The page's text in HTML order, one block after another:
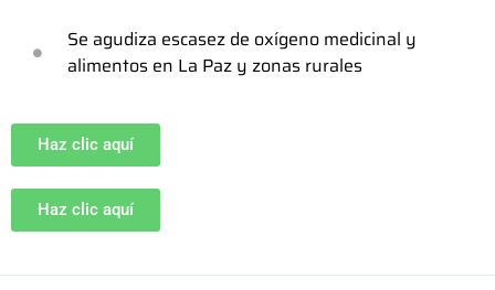
Se agudiza escasez de oxígeno medicinal y
alimentos en La Paz y zonas rurales
Haz clic aquí
Haz clic aquí